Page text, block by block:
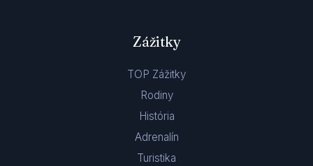
Zážitky
TOP Zážitky
Rodiny
História
Adrenalín
Turistika